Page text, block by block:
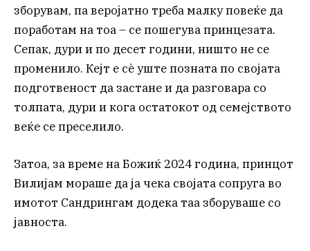
зборувам, па веројатно треба малку повеќе да
поработам на тоа – се пошегува принцезата.
Сепак, дури и по десет години, ништо не се
променило. Кејт е сè уште позната по својата
подготвеност да застане и да разговара со
толпата, дури и кога остатокот од семејството
веќе се преселило.
Затоа, за време на Божиќ 2024 година, принцот
Вилијам мораше да ја чека својата сопруга во
имотот Сандрингам додека таа зборуваше со
јавноста.